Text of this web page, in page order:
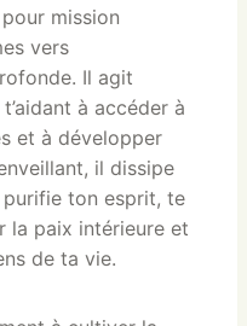
mission
vers
Il agit
à accéder à
et à développer
il dissipe
ton esprit, te
la paix intérieure et
de ta vie.